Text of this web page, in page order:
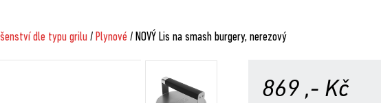
dle typu grilu/ Plynové/ NOVÝ Lis na smash burgery, nerezový
869 ,- Kč